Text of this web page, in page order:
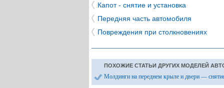
Капот - снятие и установка
Передняя часть автомобиля
Повреждения при столкновениях
ПОХОЖИЕ СТАТЬИ ДРУГИХ МОДЕЛЕЙ
Молдинги на переднем крыле и двери —